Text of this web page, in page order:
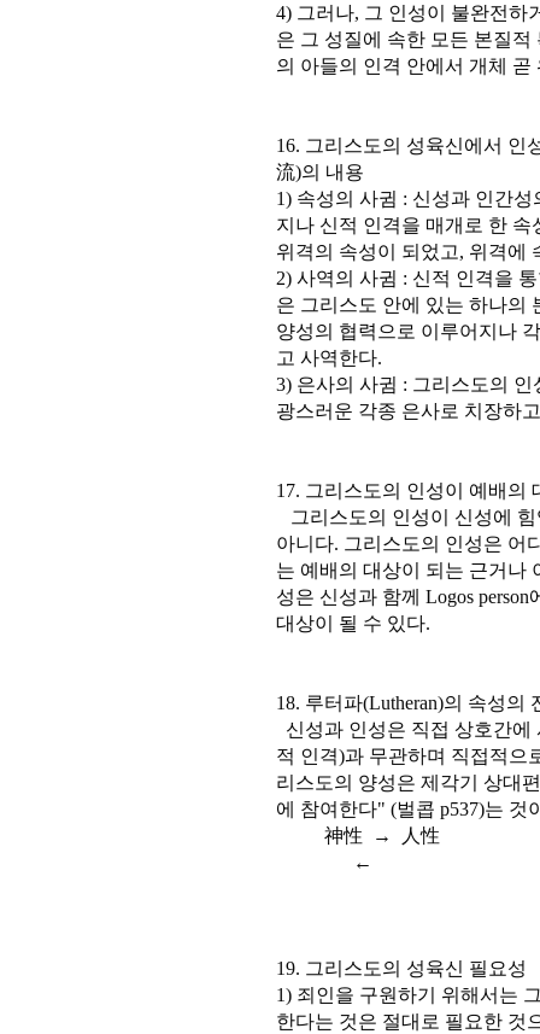
4) 그러나, 그 인성이 불완전하
은 그 성질에 속한 모든 본질
의 아들의 인격 안에서 개체
16. 그리스도의 성육신에서 인
流)의 내용
1) 속성의 사귐 : 신성과 인간
지나 신적 인격을 매개로 한
위격의 속성이 되었고, 위격에
2) 사역의 사귐 : 신적 인격을
은 그리스도 안에 있는 하나의
양성의 협력으로 이루어지나
고 사역한다.
3) 은사의 사귐 : 그리스도의
광스러운 각종 은사로 치장하
17. 그리스도의 인성이 예배의
그리스도의 인성이 신성에
아니다. 그리스도의 인성은 어
는 예배의 대상이 되는 근거나
성은 신성과 함께 Logos
대상이 될 수 있다.
18. 루터파(Lutheran)의 속성의
신성과 인성은 직접 상호간에
적 인격)과 무관하며 직접적으
리스도의 양성은 제각기 상대
에 참여한다" (벌콥 p537)는 것
神性 → 人性
←
19. 그리스도의 성육신 필요성
1) 죄인을 구원하기 위해서는
한다는 것은 절대로 필요한 것